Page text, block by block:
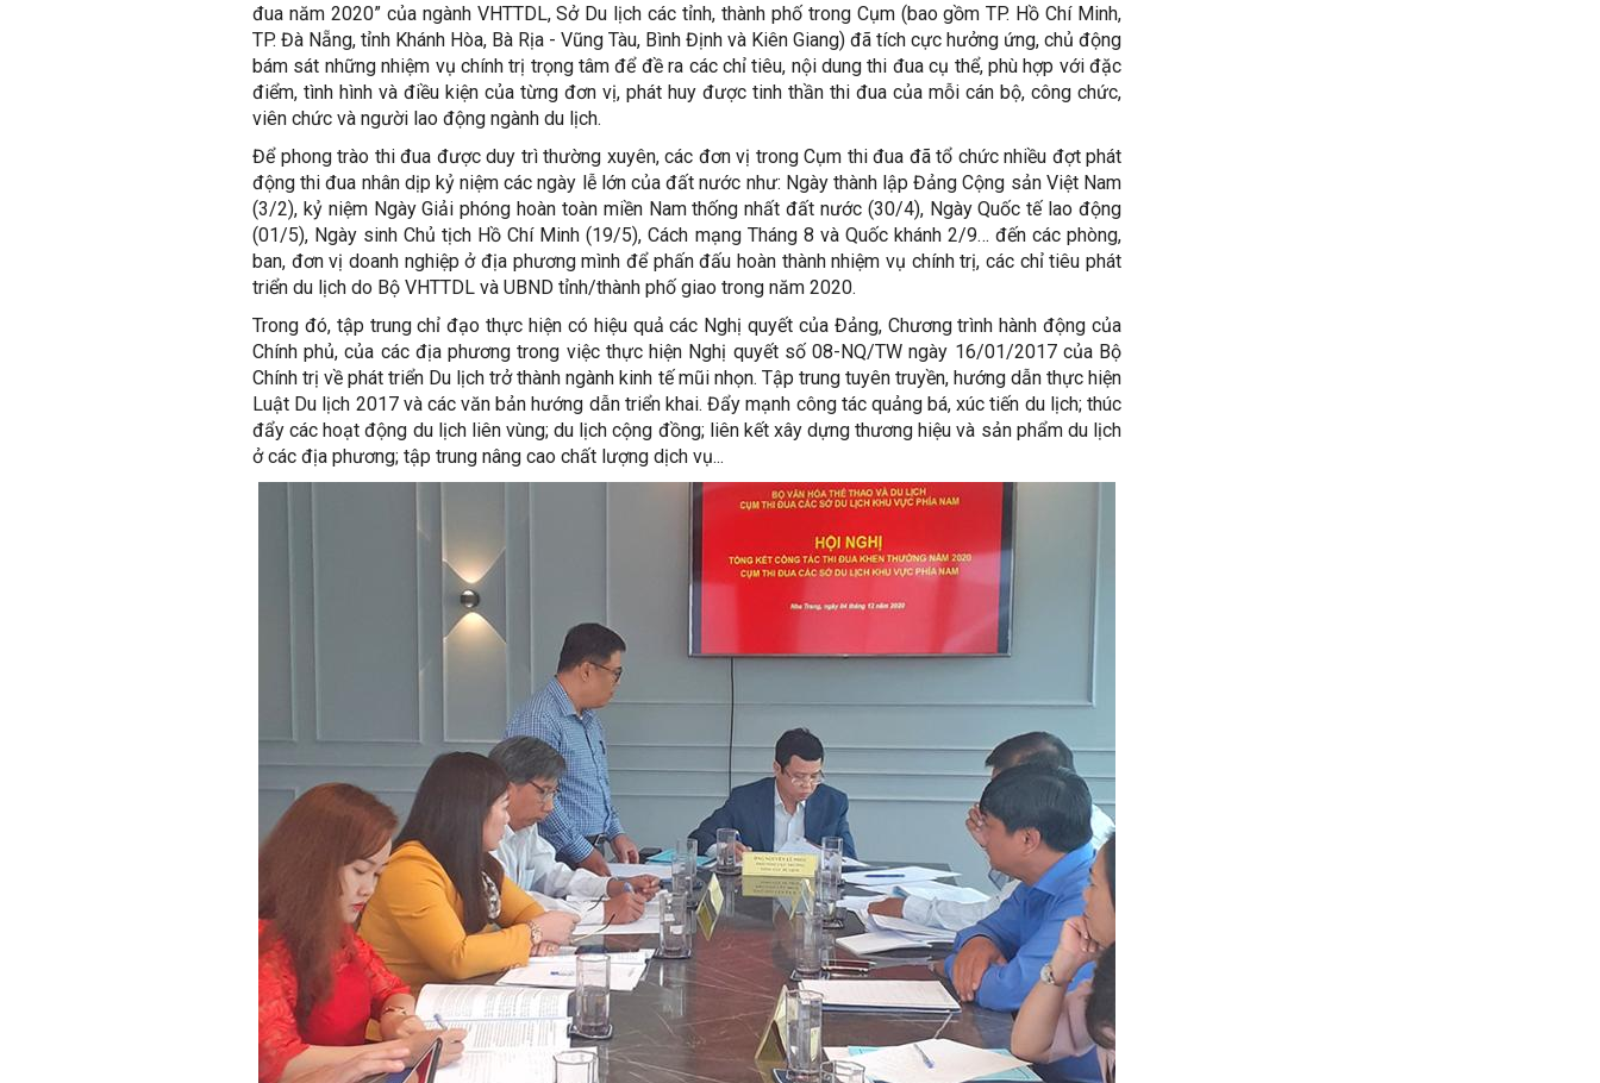
đua năm 2020” của ngành VHTTDL, Sở Du lịch các tỉnh, thành phố trong Cụm (bao gồm TP. Hồ Chí Minh,
TP. Đà Nẵng, tỉnh Khánh Hòa, Bà Rịa - Vũng Tàu, Bình Định và Kiên Giang) đã tích cực hưởng ứng, chủ động
bám sát những nhiệm vụ chính trị trọng tâm để đề ra các chỉ tiêu, nội dung thi đua cụ thể, phù hợp với đặc
điểm, tình hình và điều kiện của từng đơn vị, phát huy được tinh thần thi đua của mỗi cán bộ, công chức,
viên chức và người lao động ngành du lịch.
Để phong trào thi đua được duy trì thường xuyên, các đơn vị trong Cụm thi đua đã tổ chức nhiều đợt phát
động thi đua nhân dịp kỷ niệm các ngày lễ lớn của đất nước như: Ngày thành lập Đảng Cộng sản Việt Nam
(3/2), kỷ niệm Ngày Giải phóng hoàn toàn miền Nam thống nhất đất nước (30/4), Ngày Quốc tế lao động
(01/5), Ngày sinh Chủ tịch Hồ Chí Minh (19/5), Cách mạng Tháng 8 và Quốc khánh 2/9… đến các phòng,
ban, đơn vị doanh nghiệp ở địa phương mình để phấn đấu hoàn thành nhiệm vụ chính trị, các chỉ tiêu phát
triển du lịch do Bộ VHTTDL và UBND tỉnh/thành phố giao trong năm 2020.
Trong đó, tập trung chỉ đạo thực hiện có hiệu quả các Nghị quyết của Đảng, Chương trình hành động của
Chính phủ, của các địa phương trong việc thực hiện Nghị quyết số 08-NQ/TW ngày 16/01/2017 của Bộ
Chính trị về phát triển Du lịch trở thành ngành kinh tế mũi nhọn. Tập trung tuyên truyền, hướng dẫn thực hiện
Luật Du lịch 2017 và các văn bản hướng dẫn triển khai. Đẩy mạnh công tác quảng bá, xúc tiến du lịch; thúc
đẩy các hoạt động du lịch liên vùng; du lịch cộng đồng; liên kết xây dựng thương hiệu và sản phẩm du lịch
ở các địa phương; tập trung nâng cao chất lượng dịch vụ...